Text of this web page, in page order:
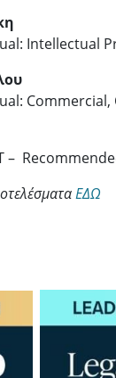
Intellectual
–
ΕΔΩ